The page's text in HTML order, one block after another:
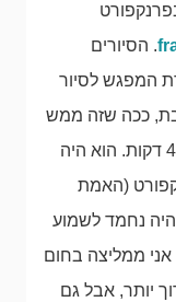
. הסיורים
בשעה 14:00. נקודת המפגש לסיור
ככה שזה ממש
נוח. הסיור היה בערך שעתיים ו45 דקות. הוא היה
(האמת
היה נחמד לשמוע
ממליצה בחום
יותר, אבל גם